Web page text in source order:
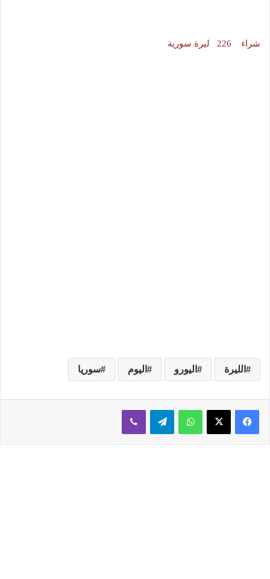
شراء 226 ليرة سورية
الليرة اليورو اليوم سوريا
فيسبوك ‫X واتساب تيلقرام